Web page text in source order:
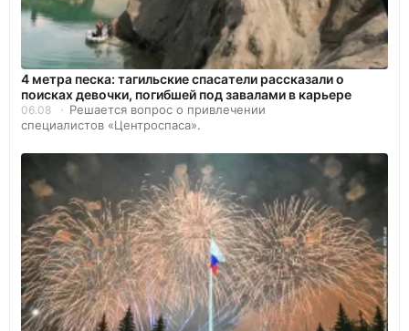
4 метра песка: тагильские спасатели рассказали о
поисках девочки, погибшей под завалами в карьере
06.08
Решается вопрос о привлечении
специалистов «Центроспаса».